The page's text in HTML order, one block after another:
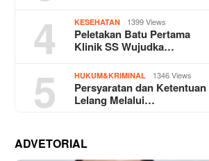
4 KESEHATAN 1399 Views
Peletakan Batu Pertama
Klinik SS Wujudka…
5 HUKUM&KRIMINAL 1346 Views
Persyaratan dan Ketentuan
Lelang Melalui…
ADVETORIAL